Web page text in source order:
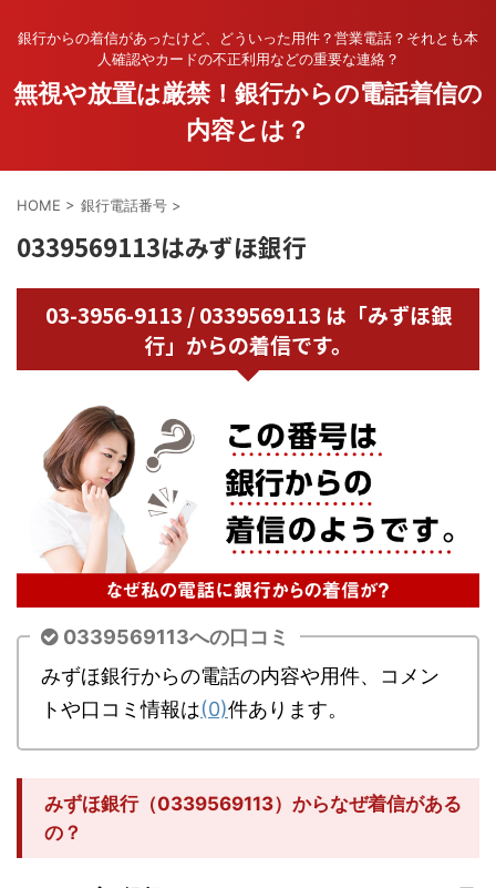
銀行からの着信があったけど、どういった用件？営業電話？それとも本
人確認やカードの不正利用などの重要な連絡？
無視や放置は厳禁！銀行からの電話着信の
内容とは？
HOME > 銀行電話番号 >
0339569113はみずほ銀行
03-3956-9113 / 0339569113 は「みずほ銀
行」からの着信です。
0339569113への口コミ
みずほ銀行からの電話の内容や用件、コメン
トや口コミ情報は(0)件あります。
みずほ銀行（0339569113）からなぜ着信がある
の？